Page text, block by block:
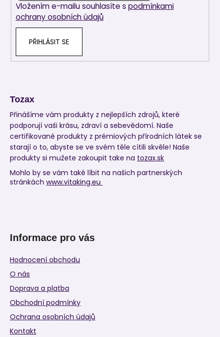
Vložením e-mailu souhlasíte s podmínkami
ochrany osobních údajů
PŘIHLÁSIT SE
Tozax
Přinášíme vám produkty z nejlepších zdrojů, které
podporují vaši krásu, zdraví a sebevědomí. Naše
certifikované produkty z prémiových přírodních látek se
starají o to, abyste se ve svém těle cítili skvěle! Naše
produkty si mužete zakoupit take na tozax.sk
Mohlo by se vám také líbit na našich partnerských
stránkách www.vitaking.eu
Informace pro vás
Hodnocení obchodu
O nás
Doprava a platba
Obchodní podmínky
Ochrana osobních údajů
Kontakt